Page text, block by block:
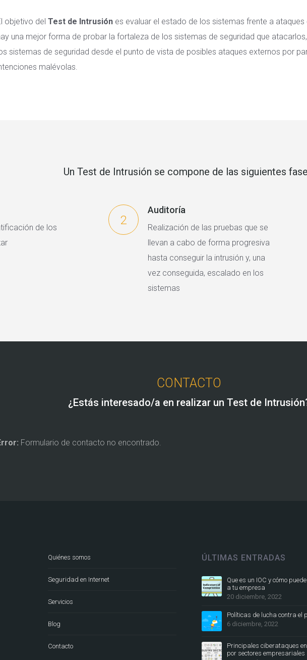
objetivo delTest de Intrusión es evaluar el estado de los sistemas frente a
una mejor forma de probar la fortaleza de los sistemas de seguridad que
sistemas de seguridad desde el punto de vista de posibles ataques externos por
malévolas.
Un Test de Intrusión se compone de las siguientes
de los
2
Auditoría
Realización de las pruebas que se
llevan a cabo de forma progresiva
hasta conseguir la intrusión y, una
vez conseguida, escalado en los
sistemas
CONTACTO
¿Estás interesado/a en realizar un Test de
Formulario de contacto no encontrado.
Quiénes somos
Seguridad en Internet
Servicios
Blog
Contacto
ÚLTIMAS ENTRADAS
Que es un IOC y cómo
a tu empresa
20 diciembre, 2022
Políticas de lucha contra el
6 diciembre, 2022
Principales ciberataques
por sectores empresariales